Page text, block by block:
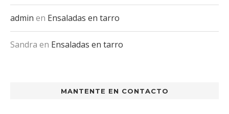
admin en Ensaladas en tarro
Sandra en Ensaladas en tarro
MANTENTE EN CONTACTO